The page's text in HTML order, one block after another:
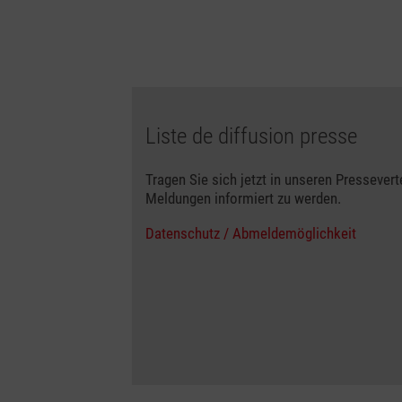
Liste de diffusion presse
Tragen Sie sich jetzt in unseren
Meldungen informiert zu werden.
Datenschutz / Abmeldemöglichkeit